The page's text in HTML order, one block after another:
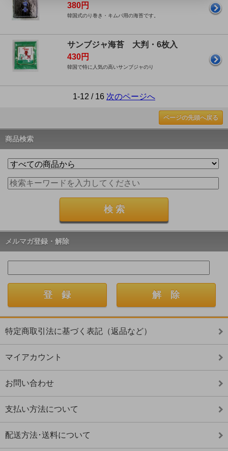
380円
韓国式のり巻き・キムパ用の海苔です。
サンブジャ海苔 大判・6枚入
430円
韓国で特に人気の高いサンブジャのり
1-12 / 16 次のページへ
ページの先頭へ戻る
商品検索
メルマガ登録・解除
特定商取引法に基づく表記（返品など）
マイアカウント
お問い合わせ
支払い方法について
配送方法･送料について